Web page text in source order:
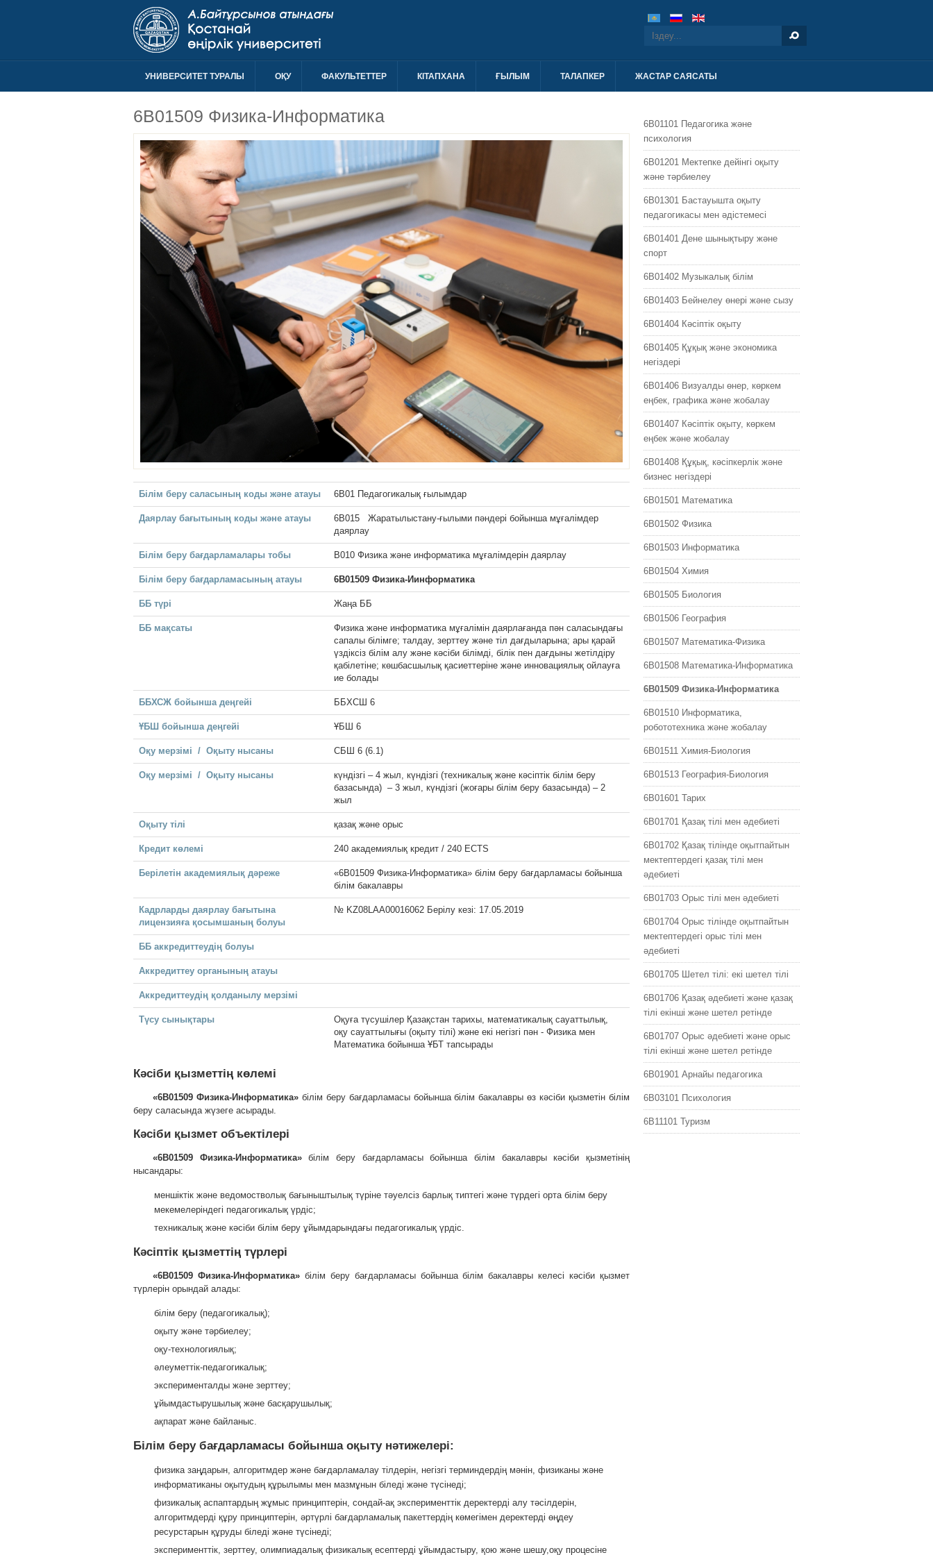
УНИВЕРСИТЕТ ТУРАЛЫ ОҚУ ФАКУЛЬТЕТТЕР КIТАПХАНА ҒЫЛЫМ ТАЛАПКЕР ЖАСТАР САЯСАТЫ
6B01509 Физика-Информатика
Білім беру саласының коды және атауы 6B01 Педагогикалық ғылымдар
Даярлау бағытының коды және атауы
6В015 Жаратылыстану-ғылыми пәндері бойынша мұғалімдер
даярлау
Білім беру бағдарламалары тобы В010 Физика және информатика мұғалімдерін даярлау
Білім беру бағдарламасының атауы 6В01509 Физика-Иинформатика
ББ түрі Жаңа ББ
ББ мақсаты
Физика және информатика мұғалімін даярлағанда пән саласындағы
сапалы білімге; талдау, зерттеу және тіл дағдыларына; ары қарай
үздіксіз білім алу және кәсіби білімді, білік пен дағдыны жетілдіру
қабілетіне; көшбасшылық қасиеттеріне және инновациялық ойлауға
ие болады
ББХСЖ бойынша деңгейі ББХСШ 6
ҰБШ бойынша деңгейі ҰБШ 6
Оқу мерзімі / Оқыту нысаны СБШ 6 (6.1)
Оқу мерзімі / Оқыту нысаны
күндізгі – 4 жыл, күндізгі (техникалық және кәсіптік білім беру
базасында) – 3 жыл, күндізгі (жоғары білім беру базасында) – 2
жыл
Оқыту тілі қазақ және орыс
Кредит көлемі 240 академиялық кредит / 240 ECTS
Берілетін академиялық дәреже
«6В01509 Физика-Информатика» білім беру бағдарламасы бойынша
білім бакалавры
Кадрларды даярлау бағытына
лицензияға қосымшаның болуы
№ KZ08LAA00016062 Берілу кезі: 17.05.2019
ББ аккредиттеудің болуы
Аккредиттеу органының атауы
Аккредиттеудің қолданылу мерзімі
Түсу сынықтары
Оқуға түсушілер Қазақстан тарихы, математикалық сауаттылық,
оқу сауаттылығы (оқыту тілі) және екі негізгі пән - Физика мен
Математика бойынша ҰБТ тапсырады
Кәсіби қызметтің көлемі
«6В01509 Физика-Информатика»білім беру бағдарламасы бойынша білім бакалавры өз кәсіби қызметін білім
беру саласында жүзеге асырады.
Кәсіби қызмет объектілері
«6В01509 Физика-Информатика»білім беру бағдарламасы бойынша білім бакалавры кәсіби қызметінің
нысандары:
меншіктік және ведомостволық бағыныштылық түріне тәуелсіз барлық типтегі және түрдегі орта білім беру
мекемелеріндегі педагогикалық үрдіс;
техникалық және кәсіби білім беру ұйымдарындағы педагогикалық үрдіс.
Кәсіптік қызметтің түрлері
«6В01509 Физика-Информатика» білім беру бағдарламасы бойынша білім бакалавры келесі кәсіби қызмет
түрлерін орындай алады:
білім беру (педагогикалық);
оқыту және тәрбиелеу;
оқу-технологиялық;
әлеуметтік-педагогикалық;
эксперименталды және зерттеу;
ұйымдастырушылық және басқарушылық;
ақпарат және байланыс.
Білім беру бағдарламасы бойынша оқыту нәтижелері:
физика заңдарын, алгоритмдер және бағдарламалау тілдерін, негізгі терминдердің мәнін, физиканы және
информатиканы оқытудың құрылымы мен мазмұнын біледі және түсінеді;
физикалық аспаптардың жұмыс принциптерін, сондай-ақ эксперименттік деректерді алу тәсілдерін,
алгоритмдерді құру принциптерін, әртүрлі бағдарламалық пакеттердің көмегімен деректерді өңдеу
ресурстарын құруды біледі және түсінеді;
эксперименттік, зерттеу, олимпиадалық физикалық есептерді ұйымдастыру, қою және шешу,оқу процесіне
6B01101 Педагогика және
психология
6B01201 Мектепке дейінгі оқыту
жəне тəрбиелеу
6B01301 Бастауышта оқыту
педагогикасы мен əдістемесі
6B01401 Дене шынықтыру жəне
спорт
6B01402 Музыкалық білім
6B01403 Бейнелеу өнері жəне сызу
6B01404 Кəсіптік оқыту
6B01405 Құқық және экономика
негіздері
6B01406 Визуалды өнер, көркем
еңбек, графика және жобалау
6B01407 Кəсіптік оқыту, көркем
еңбек және жобалау
6B01408 Құқық, кәсіпкерлік және
бизнес негіздері
6B01501 Математика
6B01502 Физика
6B01503 Информатика
6B01504 Химия
6B01505 Биология
6B01506 География
6B01507 Математика-Физика
6B01508 Математика-Информатика
6B01509 Физика-Информатика
6B01510 Информатика,
робототехника және жобалау
6B01511 Химия-Биология
6B01513 География-Биология
6B01601 Тарих
6B01701 Қазақ тілі мен əдебиеті
6B01702 Қазақ тілінде оқытпайтын
мектептердегі қазақ тілі мен
əдебиеті
6B01703 Орыс тілі мен əдебиеті
6B01704 Орыс тілінде оқытпайтын
мектептердегі орыс тілі мен
əдебиеті
6B01705 Шетел тілі: екі шетел тілі
6B01706 Қазақ әдебиеті және қазақ
тілі екінші және шетел ретінде
6B01707 Орыс әдебиеті және орыс
тілі екінші және шетел ретінде
6B01901 Арнайы педагогика
6B03101 Психология
6B11101 Туризм